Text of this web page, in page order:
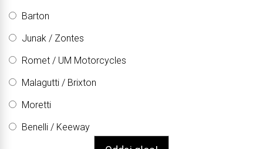
Barton
Junak / Zontes
Romet / UM Motorcycles
Malagutti / Brixton
Moretti
Benelli / Keeway